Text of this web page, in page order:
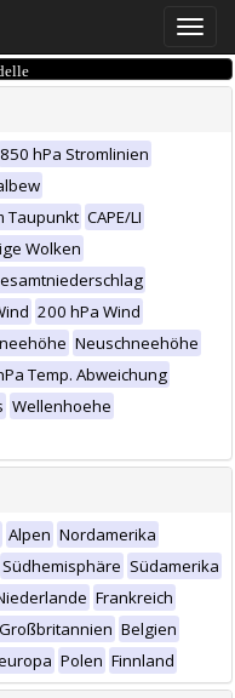
Toggle
850 hPa Stromlinien
Taupunkt CAPE/LI
Wolken
200 hPa Wind
Neuschneehöhe
Temp. Abweichung
Wellenhoehe
Alpen Nordamerika
Südhemisphäre Südamerika
Frankreich
Großbritannien Belgien
Polen Finnland